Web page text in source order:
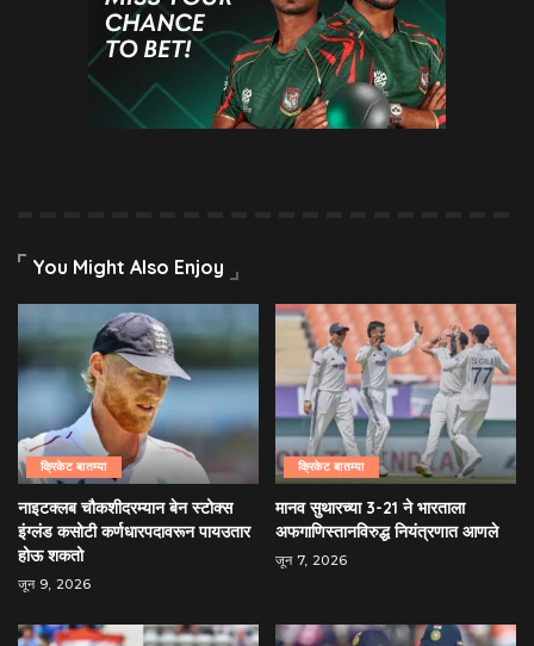
You Might Also Enjoy
क्रिकेट बातम्या
नाइटक्लब चौकशीदरम्यान बेन स्टोक्स
इंग्लंड कसोटी कर्णधारपदावरून पायउतार
होऊ शकतो
जून 9, 2026
क्रिकेट बातम्या
मानव सुथारच्या 3-21 ने भारताला
अफगाणिस्तानविरुद्ध नियंत्रणात आणले
जून 7, 2026